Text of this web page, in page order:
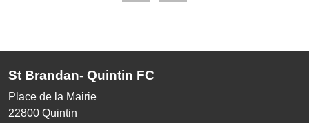
St Brandan- Quintin FC
Place de la Mairie
22800 Quintin